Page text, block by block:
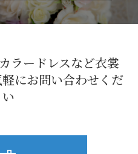
ラードレスなど衣裳
にお問い合わせくだ